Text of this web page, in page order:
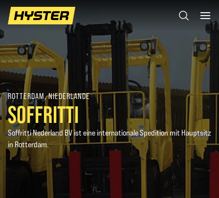
ROTTERDAM, NIEDERLANDE
SOFFRITTI
Soffritti Nederland BV ist eine internationale Spedition mit Hauptsitz
in Rotterdam.